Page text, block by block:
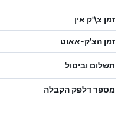
זמן צ\'ק אין
זמן הצ'ק-אאוט
תשלום וביטול
מספר דלפק הקבלה